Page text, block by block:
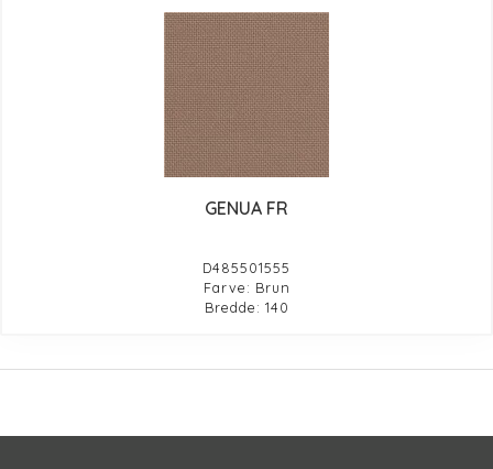
GENUA FR
D485501555
Farve: Brun
Bredde: 140